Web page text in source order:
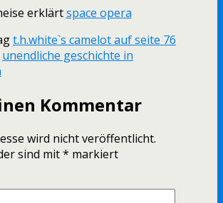
erklärtspace opera
t.h.white`s camelot auf seite 76
unendliche geschichte in
Kommentar
wird nicht veröffentlicht.
sind mit* markiert